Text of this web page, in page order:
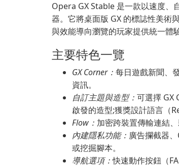
Opera GX Stable 是一款以速度、
器。它將桌面版 GX 的標誌性美術
與效能導向瀏覽的玩家提供統一體驗
主要特色一覽
GX Corner： 每日遊戲新聞、
資訊。
自訂主題與造型： 可選擇 GX
啟發的造型;獲獎設計語言（
Flow： 加密跨裝置傳輸連結
內建隱私功能： 廣告攔截器
或挖掘腳本。
導航選項：快速動作按鈕（